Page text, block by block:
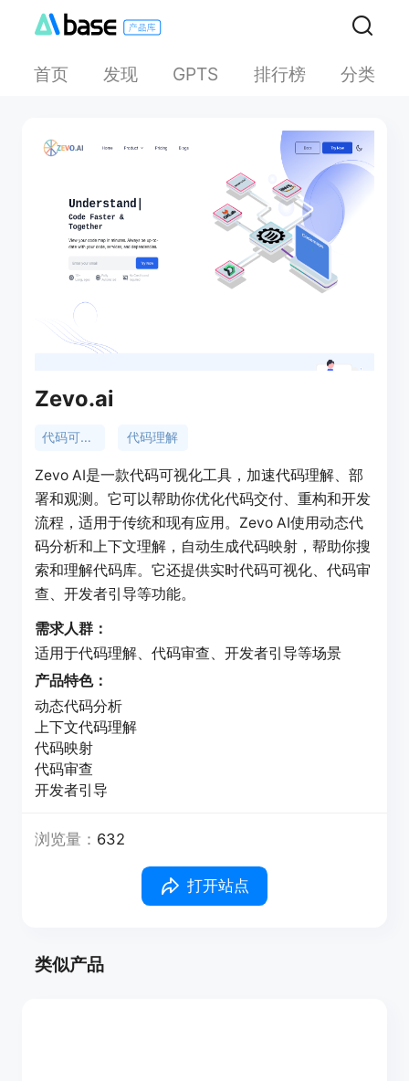
首页 发现 GPTS 排行榜 分类
Zevo.ai
代码可视化 代码理解
Zevo AI是一款代码可视化工具，加速代码理解、部
署和观测。它可以帮助你优化代码交付、重构和开发
流程，适用于传统和现有应用。Zevo AI使用动态代
码分析和上下文理解，自动生成代码映射，帮助你搜
索和理解代码库。它还提供实时代码可视化、代码审
查、开发者引导等功能。
需求人群：
适用于代码理解、代码审查、开发者引导等场景
产品特色：
动态代码分析
上下文代码理解
代码映射
代码审查
开发者引导
浏览量： 632
打开站点
类似产品